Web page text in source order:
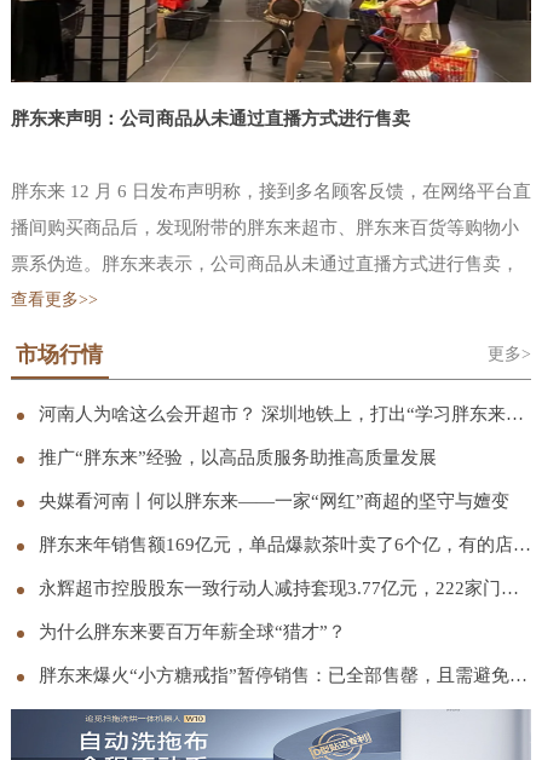
零售业中不断发展的创新进步，NGA
Show是必须参加的盛会。这是店铺商唯
胖东来声明：公司商品从未通过直播方式进行售卖
胖东来 12 月 6 日发布声明称，接到多名顾客反馈，在网络平台直
播间购买商品后，发现附带的胖东来超市、胖东来百货等购物小
票系伪造。胖东来表示，公司商品从未通过直播方式进行售卖，
也并未授权任何单位或个人开设网店、代购商品、直播卖货等行
重告知正在实施上述行为的单位或个人立即停止相关行为，公司
会采取包括但不限于向行政部门举报、向平台投诉、启动诉讼等
必要措施，依法追究其法律责任。胖东来还曾在 11 月发文称，网
中使用于东来的视频切片进行带货宣传以此谋取不当利益的行
为，胖东来从未授权过任何平台、任何账号进行网络直播带货。
胖东来已累计发现侵权直播间 120 个、侵权视频超过 1.5 万条，
其中约 11900 条视频已完成下架处理，相关侵权账号也已全部取
进处理。胖东来创始人于东来早在 2024 年底就在社交平台连发三
查看更多>>
市场行情 更多>
河南人为啥这么会开超市？ 深圳地铁上，打出“学习胖东来”宣传语
推广“胖东来”经验，以高品质服务助推高质量发展
央媒看河南丨何以胖东来——一家“网红”商超的坚守与嬗变
胖东来年销售额169亿元，单品爆款茶叶卖了6个亿，有的店只营业5小时
永辉超市控股股东一致行动人减持套现3.77亿元，222家门店完成胖东来模式调改
为什么胖东来要百万年薪全球“猎才”？
胖东来爆火“小方糖戒指”暂停销售：已全部售罄，且需避免集中抢购；此前被称“1克拉钻戒平替”